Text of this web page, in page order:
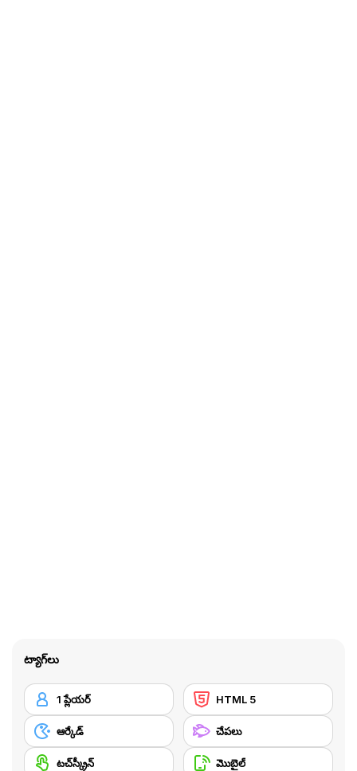
ట్యాగ్‌లు
1 ప్లేయర్ HTML 5
ఆర్కేడ్ చేపలు
టచ్‌స్క్రీన్ మొబైల్